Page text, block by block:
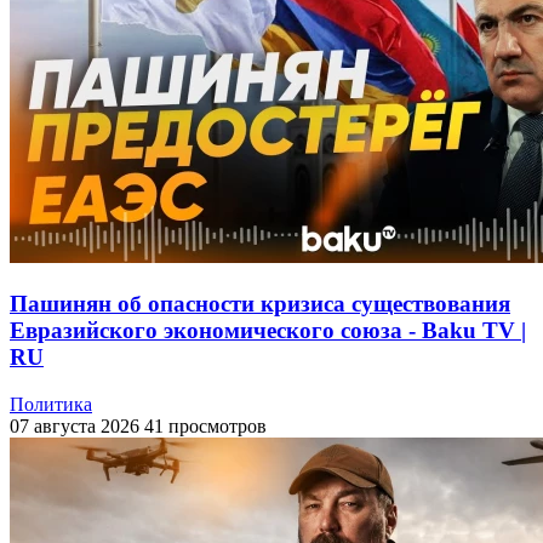
Пашинян об опасности кризиса существования
Евразийского экономического союза - Baku TV |
RU
Политика
07 августа 2026 41 просмотров